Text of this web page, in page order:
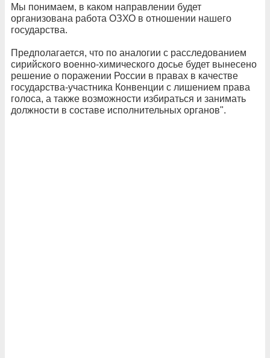
Мы понимаем, в каком направлении будет
организована работа ОЗХО в отношении нашего
государства.
Предполагается, что по аналогии с расследованием
сирийского военно-химического досье будет вынесено
решение о поражении России в правах в качестве
государства-участника Конвенции с лишением права
голоса, а также возможности избираться и занимать
должности в составе исполнительных органов".